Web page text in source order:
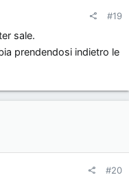
#19
sale.
prendendosi indietro le
#20